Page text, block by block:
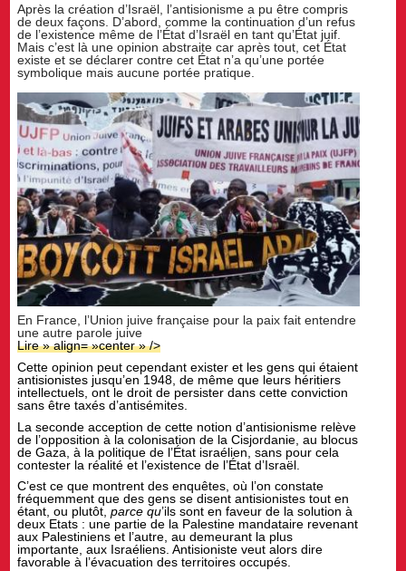
Après la création d’Israël, l’antisionisme a pu être compris
de deux façons. D’abord, comme la continuation d’un refus
de l’existence même de l’État d’Israël en tant qu’État juif.
Mais c’est là une opinion abstraite car après tout, cet État
existe et se déclarer contre cet État n’a qu’une portée
symbolique mais aucune portée pratique.
En France, l’Union juive française pour la paix fait entendre
une autre parole juive
Lire » align= »center » />
Cette opinion peut cependant exister et les gens qui étaient
antisionistes jusqu’en 1948, de même que leurs héritiers
intellectuels, ont le droit de persister dans cette conviction
sans être taxés d’antisémites.
La seconde acception de cette notion d’antisionisme relève
de l’opposition à la colonisation de la Cisjordanie, au blocus
de Gaza, à la politique de l’État israélien, sans pour cela
contester la réalité et l’existence de l’État d’Israël.
C’est ce que montrent des enquêtes, où l’on constate
fréquemment que des gens se disent antisionistes tout en
étant, ou plutôt,parce qu’ils sont en faveur de la solution à
deux Etats : une partie de la Palestine mandataire revenant
aux Palestiniens et l’autre, au demeurant la plus
importante, aux Israéliens. Antisioniste veut alors dire
favorable à l’évacuation des territoires occupés.